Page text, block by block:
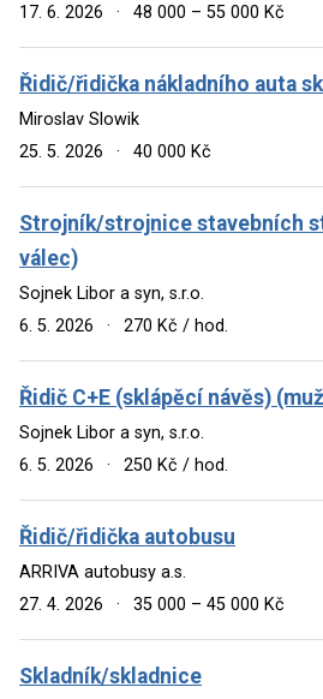
17. 6. 2026
· 48 000 – 55 000 Kč
Řidič/řidička nákladního auta
Miroslav Slowik
25. 5. 2026
· 40 000 Kč
Strojník/strojnice stavebních
válec)
Sojnek Libor a syn, s.r.o.
6. 5. 2026
· 270 Kč / hod.
Řidič C+E (sklápěcí návěs)
Sojnek Libor a syn, s.r.o.
6. 5. 2026
· 250 Kč / hod.
Řidič/řidička autobusu
ARRIVA autobusy a.s.
27. 4. 2026
· 35 000 – 45 000 Kč
Skladník/skladnice